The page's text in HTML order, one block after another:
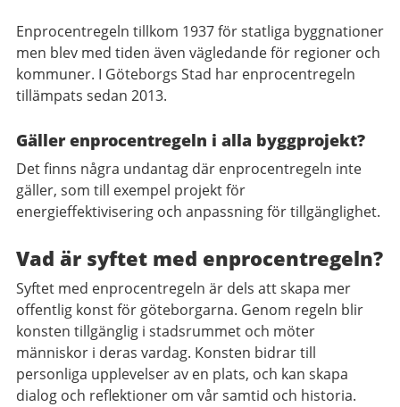
Enprocentregeln tillkom 1937 för statliga byggnationer
men blev med tiden även vägledande för regioner och
kommuner. I Göteborgs Stad har enprocentregeln
tillämpats sedan 2013.
Gäller enprocentregeln i alla byggprojekt?
Det finns några undantag där enprocentregeln inte
gäller, som till exempel projekt för
energieffektivisering och anpassning för tillgänglighet.
Vad är syftet med enprocentregeln?
Syftet med enprocentregeln är dels att skapa mer
offentlig konst för göteborgarna. Genom regeln blir
konsten tillgänglig i stadsrummet och möter
människor i deras vardag. Konsten bidrar till
personliga upplevelser av en plats, och kan skapa
dialog och reflektioner om vår samtid och historia.